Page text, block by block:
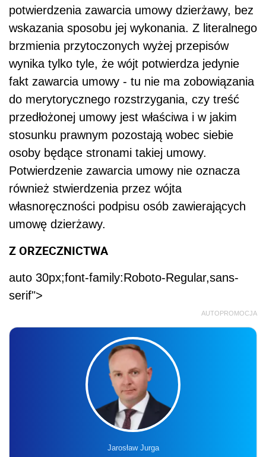
potwierdzenia zawarcia umowy dzierżawy, bez
wskazania sposobu jej wykonania. Z literalnego
brzmienia przytoczonych wyżej przepisów
wynika tylko tyle, że wójt potwierdza jedynie
fakt zawarcia umowy - tu nie ma zobowiązania
do merytorycznego rozstrzygania, czy treść
przedłożonej umowy jest właściwa i w jakim
stosunku prawnym pozostają wobec siebie
osoby będące stronami takiej umowy.
Potwierdzenie zawarcia umowy nie oznacza
również stwierdzenia przez wójta
własnoręczności podpisu osób zawierających
umowę dzierżawy.
Z ORZECZNICTWA
auto 30px;font-family:Roboto-Regular,sans-
serif">
AUTOPROMOCJA
Jarosław Jurga